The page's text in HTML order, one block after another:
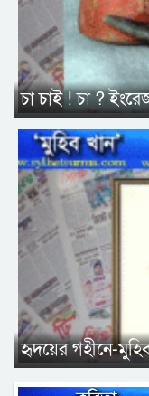
চা চাই ! চা ?
হৃদয়ের গহীনে-